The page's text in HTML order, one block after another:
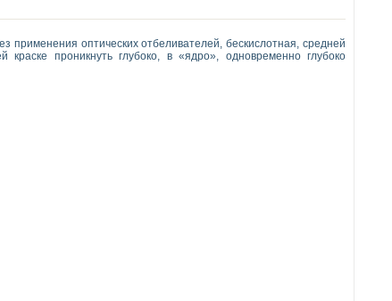
применения оптических отбеливателей, бескислотная, средней
проникнуть глубоко, в «ядро», одновременно глубоко